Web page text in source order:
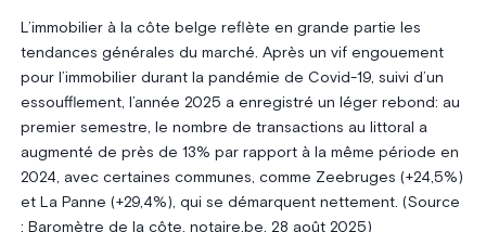
L’immobilier à la côte belge reflète en grande partie les
tendances générales du marché. Après un vif engouement
pour l’immobilier durant la pandémie de Covid-19, suivi d’un
essoufflement, l’année 2025 a enregistré un léger rebond: au
premier semestre, le nombre de transactions au littoral a
augmenté de près de 13% par rapport à la même période en
2024, avec certaines communes, comme Zeebruges (+24,5%)
et La Panne (+29,4%), qui se démarquent nettement. (Source
: Baromètre de la côte, notaire.be, 28 août 2025)